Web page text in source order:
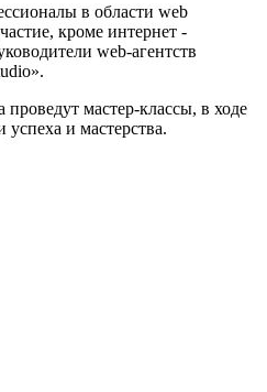
в области web
кроме интернет -
web-агентств
мастер-классы, в ходе
успеха и мастерства.